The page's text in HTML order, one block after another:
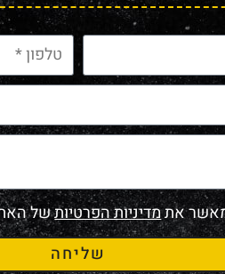
מאשר אתמדיניות הפרטיותשל
שליחה